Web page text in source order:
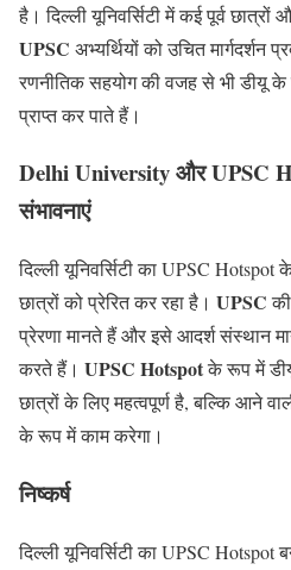
है। दिल्ली यूनिवर्सिटी में कई पूर्व
UPSC अभ्यर्थियों को उचित
रणनीतिक सहयोग की वजह से भी डीयू
प्राप्त कर पाते हैं।
Delhi University और UPSC
संभावनाएं
दिल्ली यूनिवर्सिटी का UPSC
छात्रों को प्रेरित कर रहा है। UPSC
प्रेरणा मानते हैं और इसे आदर्श संस्थान
करते हैं। UPSC Hotspotके रूप में
छात्रों के लिए महत्वपूर्ण है, बल्कि आने
के रूप में काम करेगा।
निष्कर्ष
दिल्ली यूनिवर्सिटी का UPSC Hotspot